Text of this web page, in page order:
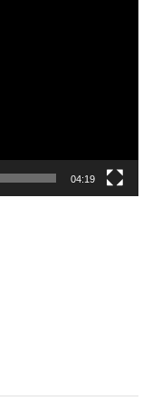
04:19